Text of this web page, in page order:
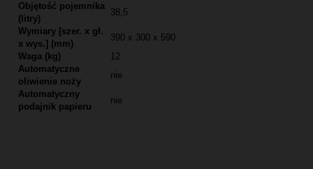
Objętość pojemnika
(litry)
38,5
Wymiary [szer. x gł.
x wys.] (mm)
390 x 300 x 590
Waga (kg)
12
Automatyczne
oliwienie noży
nie
Automatyczny
podajnik papieru
nie